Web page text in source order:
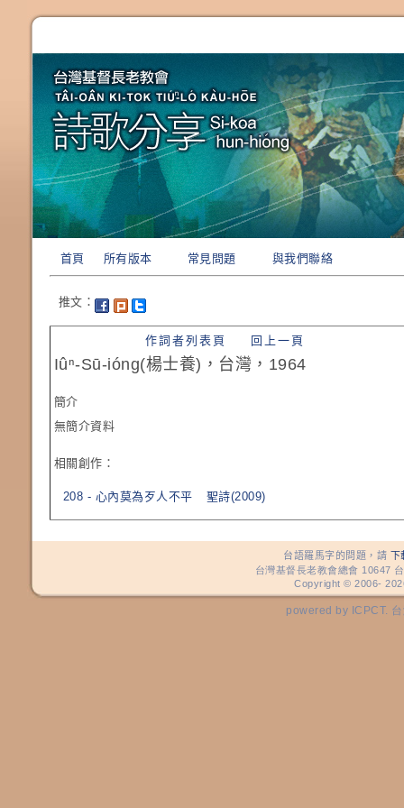
首頁 所有版本 常見問題 與我們聯絡
推文：
作詞者列表頁 回上一頁
Iûⁿ-Sū-ióng(楊士養)，台灣，1964
簡介
無簡介資料
相關創作：
208 - 心內莫為歹人不平 聖詩(2009)
台語羅馬字的問題，請 下
台灣基督長老教會總會 10647
Copyright © 2006-
powered by ICPCT.